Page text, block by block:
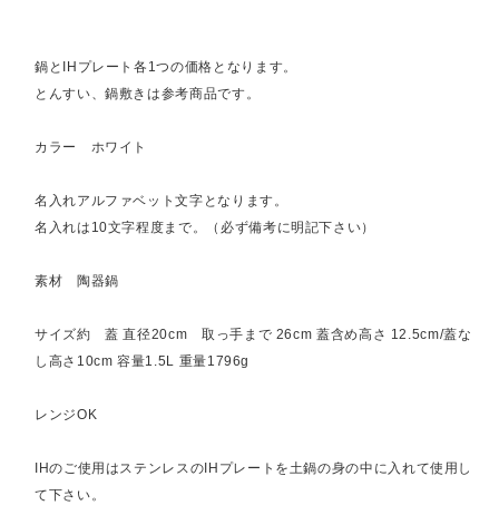
鍋とIHプレート各1つの価格となります。
とんすい、鍋敷きは参考商品です。
カラー ホワイト
名入れアルファベット文字となります。
名入れは10文字程度まで。（必ず備考に明記下さい）
素材 陶器鍋
サイズ約 蓋 直径20cm 取っ手まで 26cm 蓋含め高さ 12.5cm/蓋な
し高さ10cm 容量1.5L 重量1796g
レンジOK
IHのご使用はステンレスのIHプレートを土鍋の身の中に入れて使用し
て下さい。